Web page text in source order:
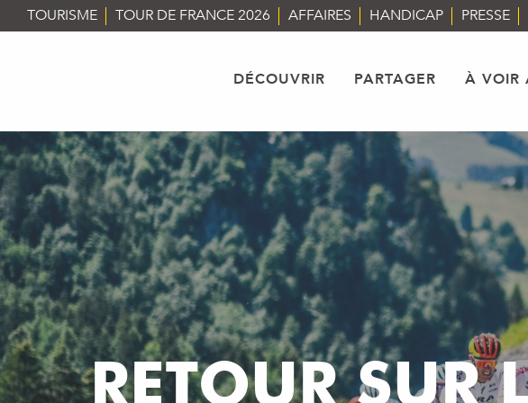
Aller
au
TOURISME TOUR DE FRANCE 2026 AFFAIRES HANDICAP PRESSE
DÉCOUVRIR PARTAGER À VOIR
RETOUR SUR